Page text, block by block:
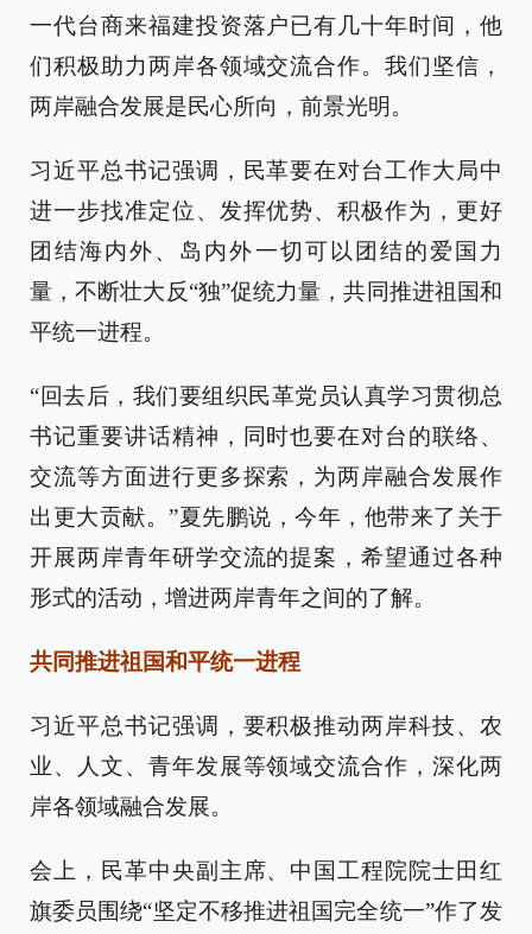
一代台商来福建投资落户已有几十年时间，他
们积极助力两岸各领域交流合作。我们坚信，
两岸融合发展是民心所向，前景光明。
习近平总书记强调，民革要在对台工作大局中
进一步找准定位、发挥优势、积极作为，更好
团结海内外、岛内外一切可以团结的爱国力
量，不断壮大反“独”促统力量，共同推进祖国和
平统一进程。
“回去后，我们要组织民革党员认真学习贯彻总
书记重要讲话精神，同时也要在对台的联络、
交流等方面进行更多探索，为两岸融合发展作
出更大贡献。”夏先鹏说，今年，他带来了关于
开展两岸青年研学交流的提案，希望通过各种
形式的活动，增进两岸青年之间的了解。
共同推进祖国和平统一进程
习近平总书记强调，要积极推动两岸科技、农
业、人文、青年发展等领域交流合作，深化两
岸各领域融合发展。
会上，民革中央副主席、中国工程院院士田红
旗委员围绕“坚定不移推进祖国完全统一”作了发